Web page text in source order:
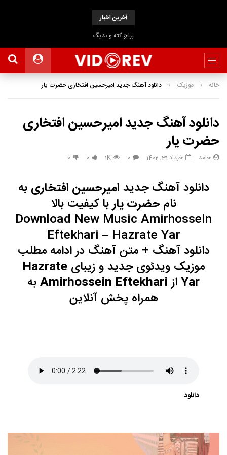
آخرین اخبار
برنج کته و تدیگ
خانه موزیک دانلود آهنگ جدید امیرحسین افتخاری حضرت یار
دانلود آهنگ جدید امیرحسین افتخاری
حضرت یار
حامد خرداد 31, 1402 0
1K
0
0
دانلود آهنگ جدید امیرحسین افتخاری به
نامحضرت یارباکیفیت بالا
Download New Music Amirhossein
Eftekhari – Hazrate Yar
دانلود آهنگ + متن آهنگ در ادامه مطلب
موزیک ویدئوی جدید و زیبای Hazrate
YarازAmirhossein Eftekhariبه
همراهپخش آنلاین
دانلود